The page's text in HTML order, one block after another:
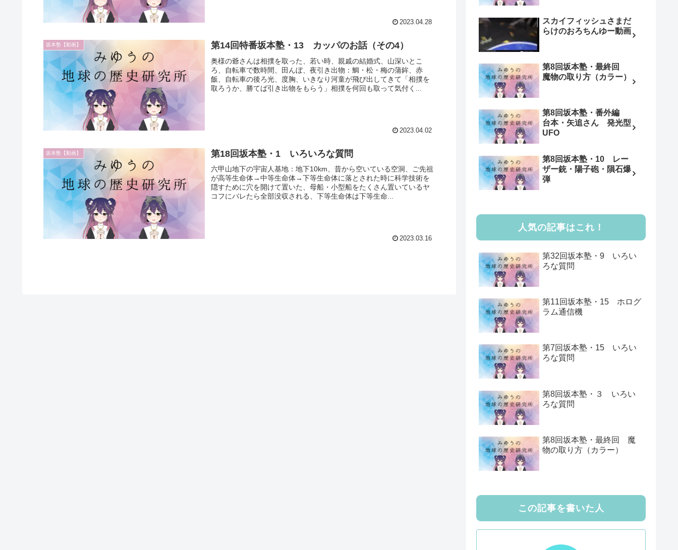
2023.04.28
坂本塾【動画】 第14回特番坂本塾・13 カッパのお話（その4）
奥様の爺さんは相撲を取った、若い時、親戚の結婚式、山深いとこ
ろ、自転車で数時間、田んぼ、夜引き出物：鯛・松・梅の蒲鉾、赤
飯、自転車の後ろ光、度胸、いきなり河童が飛び出してきて「相撲を
取ろうか、勝てば引き出物をもらう」相撲を何回も取って気付く...
2023.04.02
坂本塾【動画】 第18回坂本塾・1 いろいろな質問
六甲山地下の宇宙人基地：地下10km、昔から空いている空洞、ご先祖
が高等生命体→中等生命体→下等生命体に落とされた時に科学技術を
隠すために穴を開けて置いた、母船・小型船をたくさん置いているヤ
コフにバレたら全部没収される、下等生命体は下等生命...
2023.03.16
スカイフィッシュさまだ
らけのおろちんゆー動画
第8回坂本塾・最終回
魔物の取り方（カラー）
第8回坂本塾・番外編
台本・矢追さん 発光型
UFO
第8回坂本塾・10 レー
ザー銃・陽子砲・隕石爆
弾
人気の記事はこれ！
第32回坂本塾・9 いろい
ろな質問
第11回坂本塾・15 ホログ
ラム通信機
第7回坂本塾・15 いろい
ろな質問
第8回坂本塾・３ いろい
ろな質問
第8回坂本塾・最終回 魔
物の取り方（カラー）
この記事を書いた人